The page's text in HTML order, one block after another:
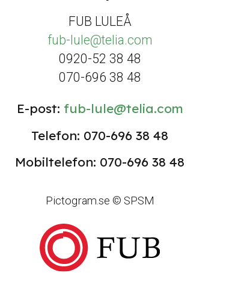
FUB LULEÅ
fub-lule@telia.com
0920-52 38 48
070-696 38 48
E-post: fub-lule@telia.com
Telefon: 070-696 38 48
Mobiltelefon: 070-696 38 48
Pictogram.se © SPSM